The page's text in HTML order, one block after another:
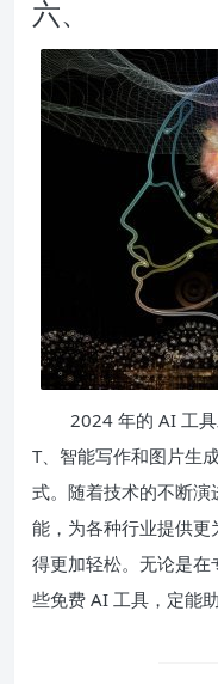
六、
2024 年的 AI 工
T、智能写作和图片生
式。随着技术的不断
能，为各种行业提供
得更加轻松。无论是
些免费 AI 工具，定能